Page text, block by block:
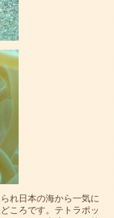
れ日本の海から一気に
ころです。テトラポッ